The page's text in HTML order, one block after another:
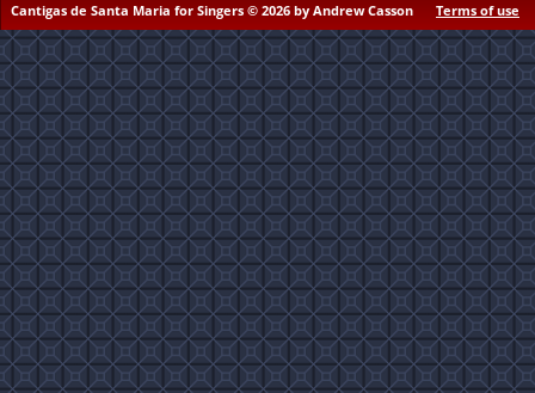
Cantigas de Santa Maria for Singers © 2026 by Andrew Casson Terms of use